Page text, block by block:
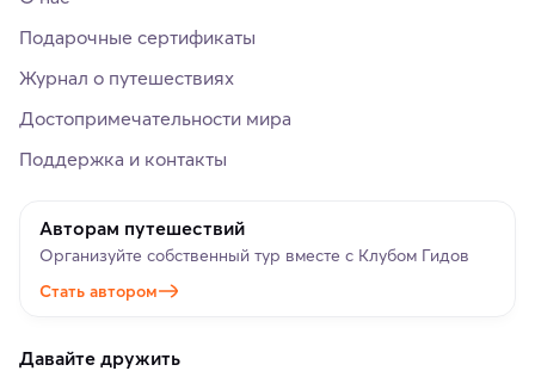
Подарочные сертификаты
Журнал о путешествиях
Достопримечательности мира
Поддержка и контакты
Авторам путешествий
Организуйте собственный тур вместе с Клубом Гидов
Стать автором
Давайте дружить